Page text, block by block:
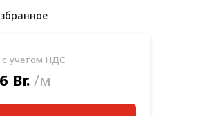
с учетом НДС
Br. /м